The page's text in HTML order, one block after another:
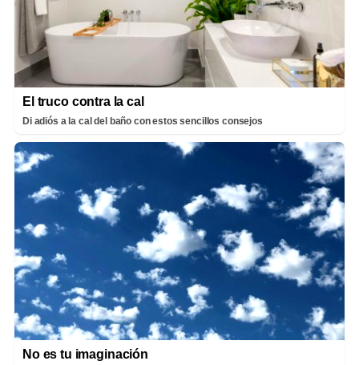
El truco contra la cal
Di adiós a la cal del baño con estos sencillos consejos
No es tu imaginación